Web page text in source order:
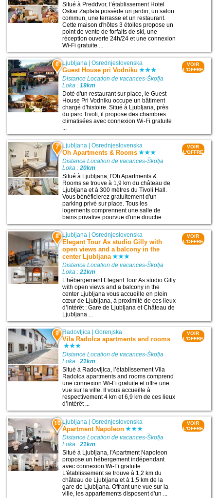
Situé à Preddvor, l’établissement Hotel
Oskar Zaplata possède un jardin, un salon
commun, une terrasse et un restaurant.
Cette maison d'hôtes 3 étoiles propose un
point de vente de forfaits de ski, une
réception ouverte 24h/24 et une connexion
Wi-Fi gratuite ...
6 Ljubljana |Osrednjeslovenska
Guest House pri Vodniku
Distance Location de vacances-Škofja
Loka :19km
Doté d'un restaurant sur place, le Guest
House Pri Vodniku occupe un bâtiment
chargé d'histoire. Situé à Ljubljana, près
du parc Tivoli, il propose des chambres
climatisées avec connexion Wi-Fi gratuite
VOIR
L'OFFRE
7 Ljubljana |Osrednjeslovenska
Oh Apartments & Rooms
Distance Location de vacances-Škofja
Loka :20km
Situé à Ljubljana, l'Oh Apartments &
Rooms se trouve à 1,9 km du château de
Ljubljana et à 300 mètres du Tivoli Hall.
Vous bénéficierez gratuitement d'un
parking privé sur place. Tous les
logements comprennent une salle de
bains privative pourvue d'une douche ...
VOIR
L'OFFRE
8 Ljubljana |Osrednjeslovenska
Elegant Tour As studio Gilly with
open views and a balcony in the
center Ljubljana
Distance Location de vacances-Škofja
Loka :21km
L’hébergement Elegant Tour As studio Gilly
with open views and a balcony in the
center Ljubljana vous accueille en plein
cœur de Ljubljana, à proximité de ces lieux
d’intérêt : Gare de Ljubljana et Château de
Ljubljana ...
VOIR
L'OFFRE
9 Radovljica |Gorenjska
Vila Radolca apartments and rooms
Distance Location de vacances-Škofja
Loka :21km
Situé à Radovljica, l’établissement Vila
Radolca apartments and rooms comprend
une connexion Wi-Fi gratuite et offre une
vue sur la ville. Il vous accueille à
respectivement 4 km et 6,9 km de ces lieux
d’intérêt ...
VOIR
L'OFFRE
10 Ljubljana |Osrednjeslovenska
Apartment Napoleon
Distance Location de vacances-Škofja
Loka :21km
Situé à Ljubljana, l'Apartment Napoleon
propose un hébergement indépendant
avec connexion Wi-Fi gratuite.
L'établissement se trouve à 1,2 km du
château de Ljubljana et à 1,5 km de la
gare de Ljubljana. Offrant une vue sur la
ville, les appartements disposent d'un ...
VOIR
L'OFFRE